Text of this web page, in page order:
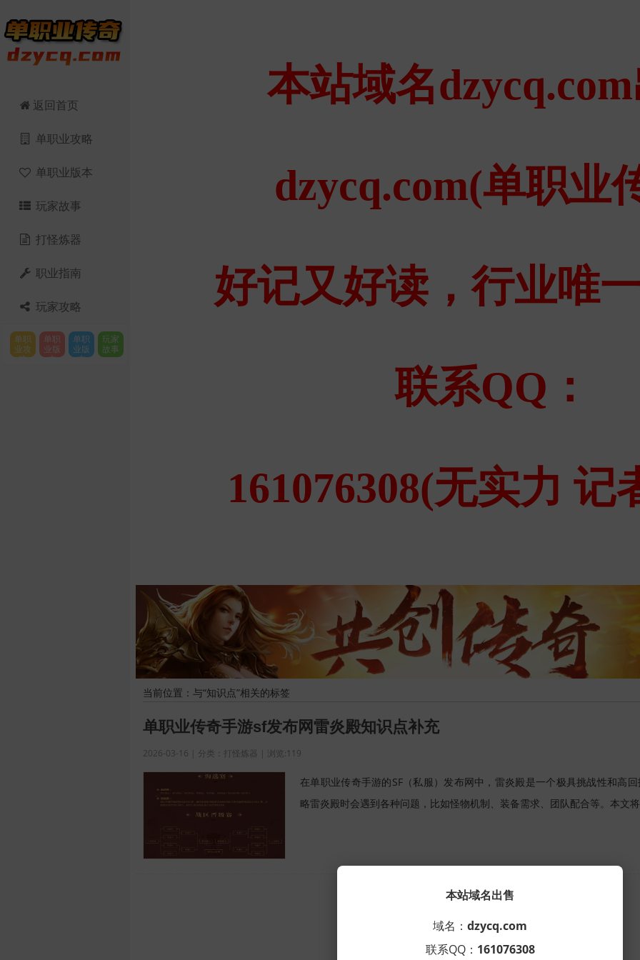
返回首页
单职业攻略
单职业版本
玩家故事
打怪炼器
职业指南
玩家攻略
单职
业攻
略
单职
业版
本
单职
业版
本
玩家
故事
当前位置：与“知识点”相关的标签
单职业传奇手游sf发布网雷炎殿知识点补充
2026-03-16 | 分类：打怪炼器 | 浏览:119
在单职业传奇手游的SF（私服）发布网中，雷炎殿是一个极具挑战性和高
略雷炎殿时会遇到各种问题，比如怪物机制、装备需求、团队配合等。本文
页1条
本站域名出售
域名： dzycq.com
联系QQ： 161076308